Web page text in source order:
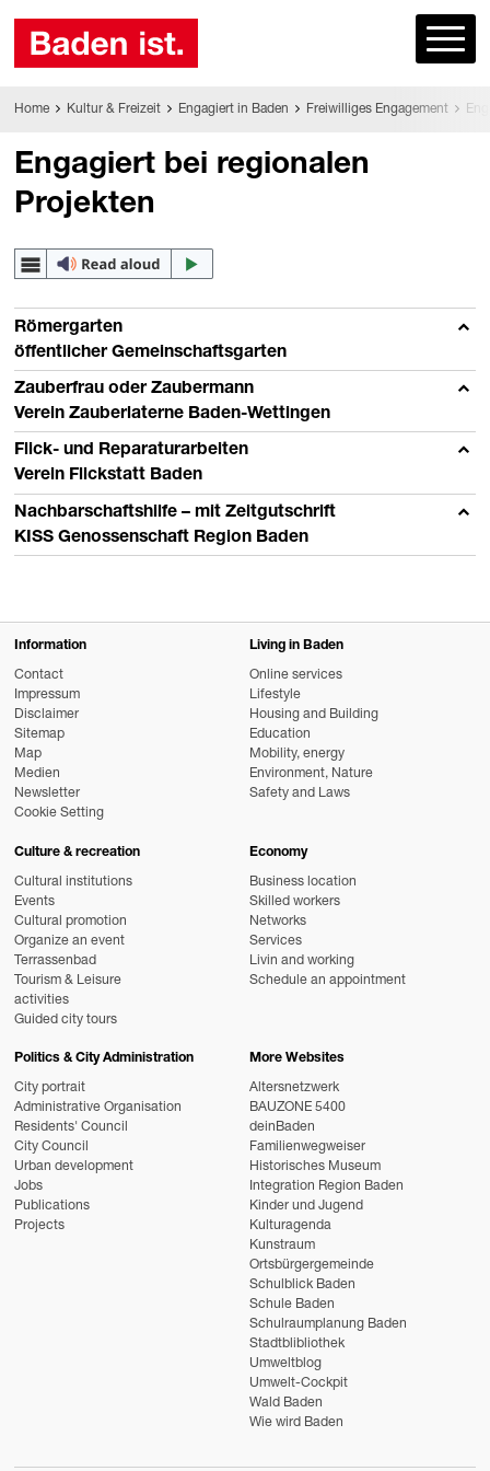
Home Kultur & Freizeit Engagiert in Baden Freiwilliges Engagement
Engagiert bei regionalen
Projekten
Römergarten
öffentlicher Gemeinschaftsgarten
Zauberfrau oder Zaubermann
Verein Zauberlaterne Baden-Wettingen
Flick- und Reparaturarbeiten
Verein Flickstatt Baden
Nachbarschaftshilfe – mit Zeitgutschrift
KISS Genossenschaft Region Baden
Information
Contact
Impressum
Disclaimer
Sitemap
Map
Medien
Newsletter
Cookie Setting
Living in Baden
Online services
Lifestyle
Housing and Building
Education
Mobility, energy
Environment, Nature
Safety and Laws
Culture & recreation
Cultural institutions
Events
Cultural promotion
Organize an event
Terrassenbad
Tourism & Leisure
activities
Guided city tours
Economy
Business location
Skilled workers
Networks
Services
Livin and working
Schedule an appointment
Politics & City Administration
City portrait
Administrative Organisation
Residents' Council
City Council
Urban development
Jobs
Publications
Projects
More Websites
Altersnetzwerk
BAUZONE 5400
deinBaden
Familienwegweiser
Historisches Museum
Integration Region Baden
Kinder und Jugend
Kulturagenda
Kunstraum
Ortsbürgergemeinde
Schulblick Baden
Schule Baden
Schulraumplanung Baden
Stadtblibliothek
Umweltblog
Umwelt-Cockpit
Wald Baden
Wie wird Baden